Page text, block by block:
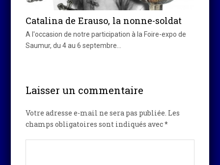
Catalina de Erauso, la nonne-soldat
A l'occasion de notre participation à la Foire-expo de
Saumur, du 4 au 6 septembre…
Laisser un commentaire
Votre adresse e-mail ne sera pas publiée. Les
champs obligatoires sont indiqués avec*